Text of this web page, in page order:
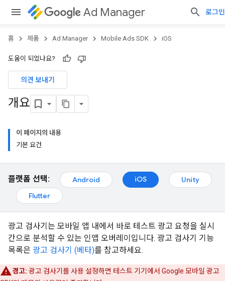
Ad Manager 로그인
홈 제품 Ad Manager Mobile Ads SDK iOS
도움이 되었나요?
의견 보내기
개요
이 페이지의 내용
기본 요건
플랫폼 선택: Android iOS
Unity
Flutter
광고 검사기는 모바일 앱 내에서 바로 테스트 광고 요청을 실시
간으로 분석할 수 있는 인앱 오버레이입니다. 광고 검사기 기능
목록은 광고 검사기 (베타)를 참고하세요.
경고: 광고 검사기를 사용 설정하면 테스트 기기에서 Google 모바일 광고